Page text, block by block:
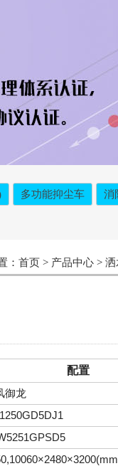
多功能抑尘车 消
： 首页 > 产品中心 > 洒
配置
御龙